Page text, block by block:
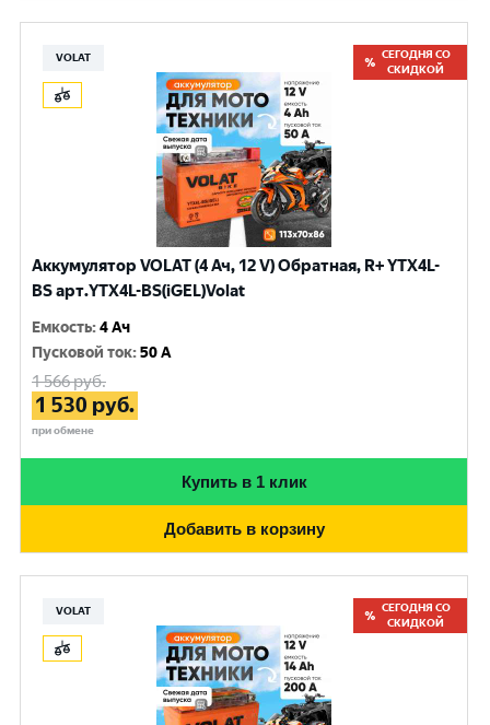
VOLAT
СЕГОДНЯ СО
СКИДКОЙ
Аккумулятор VOLAT (4 Ач, 12 V) Обратная, R+ YTX4L-
BS арт.YTX4L-BS(iGEL)Volat
Емкость:4 Ач
Пусковой ток:50 A
1 566руб.
1 530 руб.
при обмене
Купить в 1 клик
Добавить в корзину
VOLAT
СЕГОДНЯ СО
СКИДКОЙ